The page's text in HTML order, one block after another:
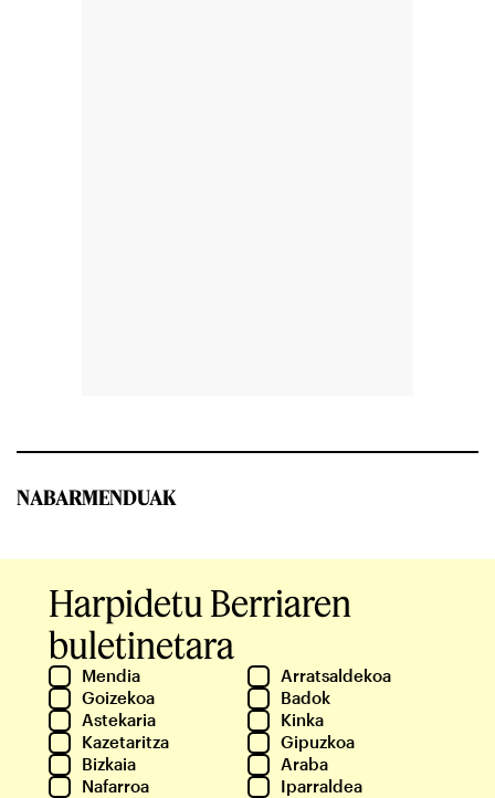
NABARMENDUAK
Harpidetu Berriaren
buletinetara
Mendia
Arratsaldekoa
Goizekoa
Badok
Astekaria
Kinka
Kazetaritza
Gipuzkoa
Bizkaia
Araba
Nafarroa
Iparraldea